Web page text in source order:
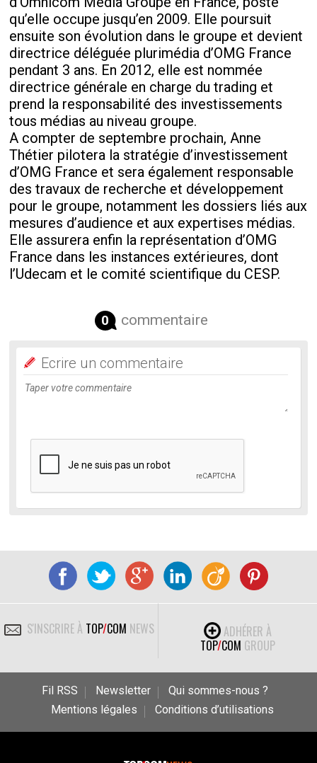
qu’elle occupe jusqu’en 2009. Elle poursuit
ensuite son évolution dans le groupe et devient
directrice déléguée plurimédia d’OMG France
pendant 3 ans. En 2012, elle est nommée
directrice générale en charge du trading et
prend la responsabilité des investissements
tous médias au niveau groupe.
A compter de septembre prochain, Anne
Thétier pilotera la stratégie d’investissement
d’OMG France et sera également responsable
des travaux de recherche et développement
pour le groupe, notamment les dossiers liés aux
mesures d’audience et aux expertises médias.
Elle assurera enfin la représentation d’OMG
France dans les instances extérieures, dont
l’Udecam et le comité scientifique du CESP.
0 commentaire
Ecrire un commentaire
S'INSCRIRE À TOP/COM NEWS
ADHÉRER À
TOP/COM GROUP
Fil RSS Newsletter
Qui sommes-nous ?
Mentions légales
Conditions d’utilisations